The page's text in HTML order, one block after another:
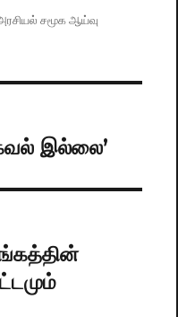
சமூக ஆய்வு
இல்லை’